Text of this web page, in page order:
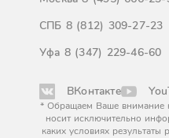
СПБ 8 (812) 309-27-23
Уфа 8 (347) 229-46-60
ВКонтакте
* Обращаем Ваше внимание
носит исключительно
каких условиях результаты